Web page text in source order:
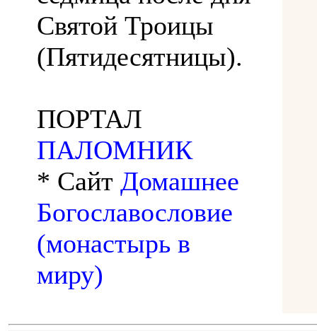
Святой Троицы
(Пятидесятницы).
ПОРТАЛ
ПАЛОМНИК
* Сайт Домашнее
Богославословие
(монастырь в
миру)